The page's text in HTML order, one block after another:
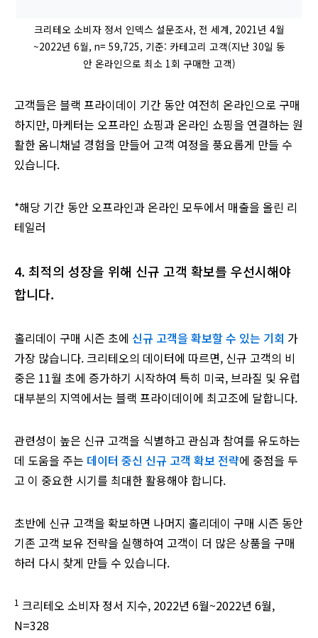
크리테오 소비자 정서 인덱스 설문조사, 전 세계, 2021년 4월
~2022년 6월, n= 59,725, 기준: 카테고리 고객(지난 30일 동
안 온라인으로 최소 1회 구매한 고객)
고객들은 블랙 프라이데이 기간 동안 여전히 온라인으로 구매
하지만, 마케터는 오프라인 쇼핑과 온라인 쇼핑을 연결하는 원
활한 옴니채널 경험을 만들어 고객 여정을 풍요롭게 만들 수
있습니다.
*해당 기간 동안 오프라인과 온라인 모두에서 매출을 올린 리
테일러
4. 최적의 성장을 위해 신규 고객 확보를 우선시해야
합니다.
홀리데이 구매 시즌 초에 신규 고객을 확보할 수 있는 기회 가
가장 많습니다. 크리테오의 데이터에 따르면, 신규 고객의 비
중은 11월 초에 증가하기 시작하여 특히 미국, 브라질 및 유럽
대부분의 지역에서는 블랙 프라이데이에 최고조에 달합니다.
관련성이 높은 신규 고객을 식별하고 관심과 참여를 유도하는
데 도움을 주는 데이터 중신 신규 고객 확보 전략에 중점을 두
고 이 중요한 시기를 최대한 활용해야 합니다.
초반에 신규 고객을 확보하면 나머지 홀리데이 구매 시즌 동안
기존 고객 보유 전략을 실행하여 고객이 더 많은 상품을 구매
하러 다시 찾게 만들 수 있습니다.
1 크리테오 소비자 정서 지수, 2022년 6월~2022년 6월,
N=328